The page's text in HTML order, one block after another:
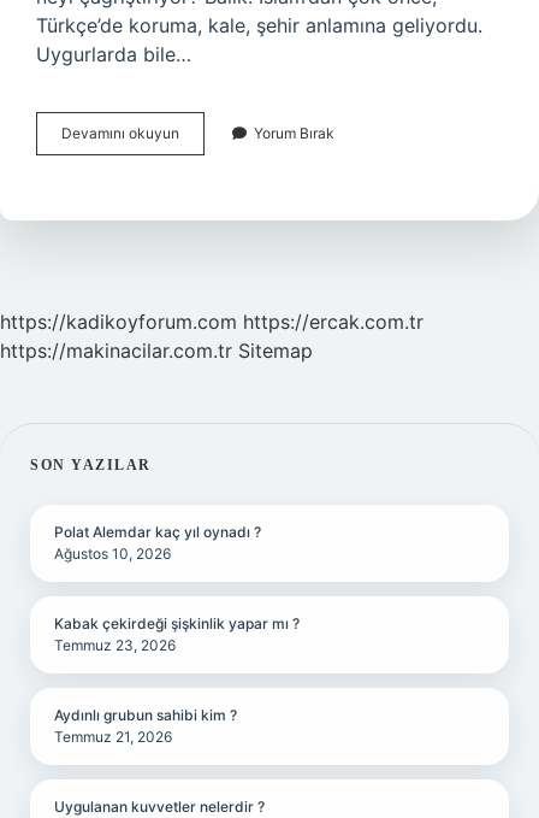
Türkçe’de koruma, kale, şehir anlamına geliyordu.
Uygurlarda bile…
Devamını okuyun
Bize
Yorum Bırak
https://kadikoyforum.com https://ercak.com.tr
https://makinacilar.com.tr Sitemap
SIDEBAR
SON YAZILAR
Polat Alemdar kaç yıl oynadı ?
Ağustos 10, 2026
Kabak çekirdeği şişkinlik yapar mı ?
Temmuz 23, 2026
Aydınlı grubun sahibi kim ?
Temmuz 21, 2026
Uygulanan kuvvetler nelerdir ?